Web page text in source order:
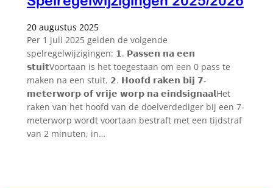
20 augustus 2025
Per 1 juli 2025 gelden de volgende
spelregelwijzigingen: 𝟭. 𝗣𝗮𝘀𝘀𝗲𝗻 𝗻𝗮 𝗲𝗲𝗻
𝘀𝘁𝘂𝗶𝘁Voortaan is het toegestaan om een 0 pass te
maken na een stuit. 𝟮. 𝗛𝗼𝗼𝗳𝗱 𝗿𝗮𝗸𝗲𝗻 𝗯𝗶𝗷 𝟳-
𝗺𝗲𝘁𝗲𝗿𝘄𝗼𝗿𝗽 𝗼𝗳 𝘃𝗿𝗶𝗷𝗲 𝘄𝗼𝗿𝗽 𝗻𝗮 𝗲𝗶𝗻𝗱𝘀𝗶𝗴𝗻𝗮𝗮𝗹Het
raken van het hoofd van de doelverdediger bij een 7-
meterworp wordt voortaan bestraft met een tijdstraf
van 2 minuten, in…